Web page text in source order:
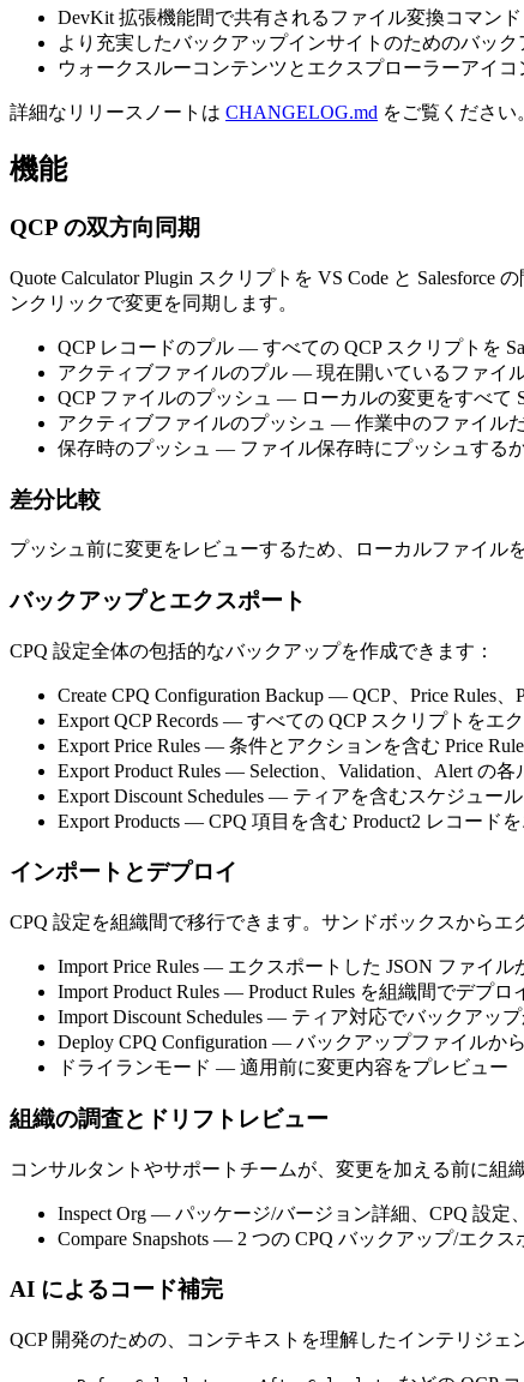
DevKit 拡張機能間で共有されるファイル変換コマンド
より充実したバックアップインサイトのためのバッ
ウォークスルーコンテンツとエクスプローラーアイ
詳細なリリースノートは CHANGELOG.md をご覧ください
機能
QCP の双方向同期
Quote Calculator Plugin スクリプトを VS Code と
ンクリックで変更を同期します。
QCP レコードのプル — すべての QCP スクリプトを
アクティブファイルのプル — 現在開いているファイ
QCP ファイルのプッシュ — ローカルの変更をすべて
アクティブファイルのプッシュ — 作業中のファイル
保存時のプッシュ — ファイル保存時にプッシュする
差分比較
プッシュ前に変更をレビューするため、ローカルファイル
バックアップとエクスポート
CPQ 設定全体の包括的なバックアップを作成できます：
Create CPQ Configuration Backup — QCP、Price Rules、
Export QCP Records — すべての QCP スクリプトをエ
Export Price Rules — 条件とアクションを含む Price
Export Product Rules — Selection、Validation、Alert の
Export Discount Schedules — ティアを含むスケジュール
Export Products — CPQ 項目を含む Product2 レコード
インポートとデプロイ
CPQ 設定を組織間で移行できます。サンドボックスからエ
Import Price Rules — エクスポートした JSON ファイル
Import Product Rules — Product Rules を組織間でデプロ
Import Discount Schedules — ティア対応でバックアッ
Deploy CPQ Configuration — バックアップファイルか
ドライランモード — 適用前に変更内容をプレビュー
組織の調査とドリフトレビュー
コンサルタントやサポートチームが、変更を加える前に組
Inspect Org — パッケージ/バージョン詳細、CPQ 設定
Compare Snapshots — 2 つの CPQ バックアップ/エクス
AI によるコード補完
QCP 開発のための、コンテキストを理解したインテリジェ